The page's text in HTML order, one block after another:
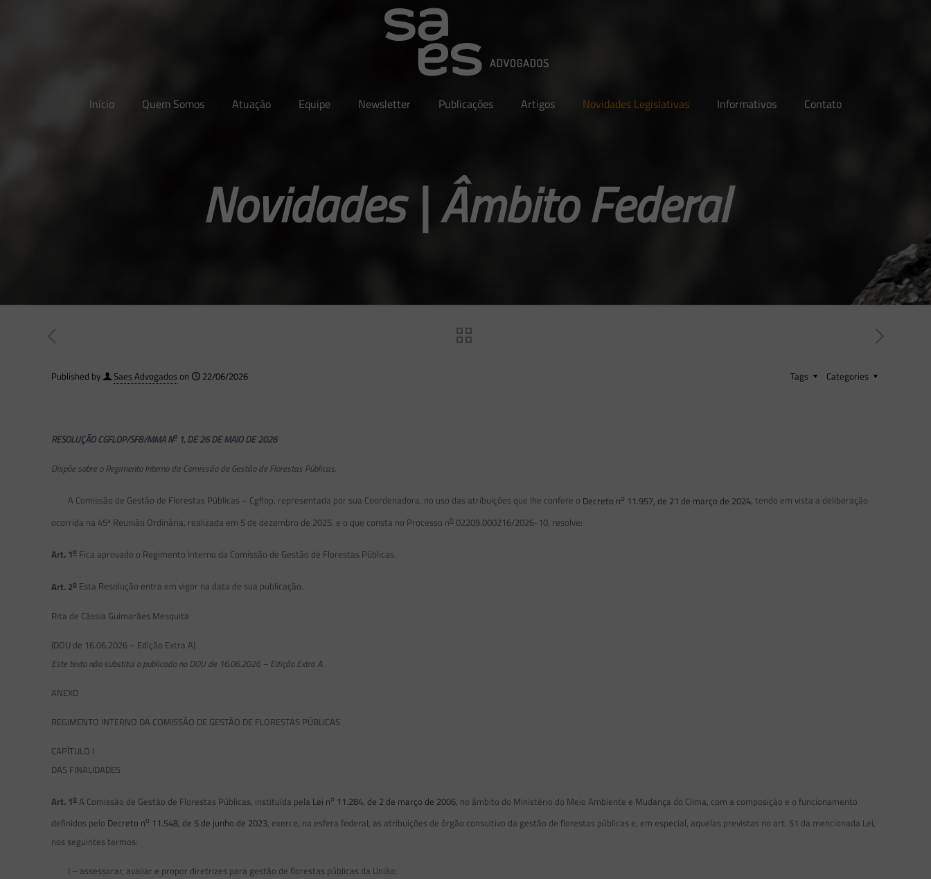
Início Quem Somos Atuação Equipe Newsletter Publicações Artigos Novidades Legislativas Informativos Contato
Novidades | Âmbito Federal
Published by Saes Advogadoson 22/06/2026 Categories
Tags
RESOLUÇÃO CGFLOP/SFB/MMA No1, DE 26 DE MAIO DE 2026
Dispõe sobre o Regimento Interno da Comissão de Gestão de Florestas Públicas.
A Comissão de Gestão de Florestas Públicas – Cgflop, representada por sua Coordenadora, no uso das atribuições que lhe confere o Decreto no 11.957, de 21 de março de 2024, tendo em vista a deliberação
ocorrida na 45ª Reunião Ordinária, realizada em 5 de dezembro de 2025, e o que consta no Processo no 02209.000216/2026-10, resolve:
Art. 1o Fica aprovado o Regimento Interno da Comissão de Gestão de Florestas Públicas.
Art. 2o Esta Resolução entra em vigor na data de sua publicação.
Rita de Cássia Guimarães Mesquita
(DOU de 16.06.2026 – Edição Extra A)
Este texto não substitui o publicado no DOU de 16.06.2026 – Edição Extra A.
ANEXO
REGIMENTO INTERNO DA COMISSÃO DE GESTÃO DE FLORESTAS PÚBLICAS
CAPÍTULO I
DAS FINALIDADES
Art. 1o A Comissão de Gestão de Florestas Públicas, instituída pela Lei no 11.284, de 2 de março de 2006, no âmbito do Ministério do Meio Ambiente e Mudança do Clima, com a composição e o funcionamento
definidos pelo Decreto no 11.548, de 5 de junho de 2023, exerce, na esfera federal, as atribuições de órgão consultivo da gestão de florestas públicas e, em especial, aquelas previstas no art. 51 da mencionada Lei,
nos seguintes termos:
I – assessorar, avaliar e propor diretrizes para gestão de florestas públicas da União;